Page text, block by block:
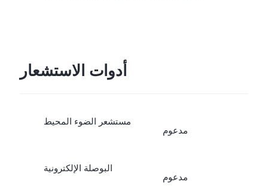
أدوات الاستشعار
مستشعر الضوء المحيط
مدعوم
البوصلة الإلكترونية
مدعوم